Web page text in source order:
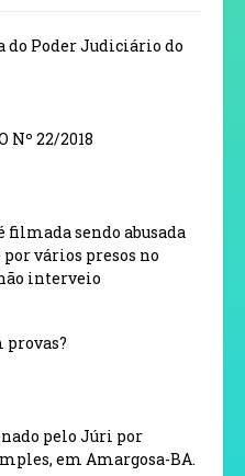
do Poder Judiciário do
Nº 22/2018
filmada sendo abusada
vários presos no
interveio
provas?
pelo Júri por
em Amargosa-BA.